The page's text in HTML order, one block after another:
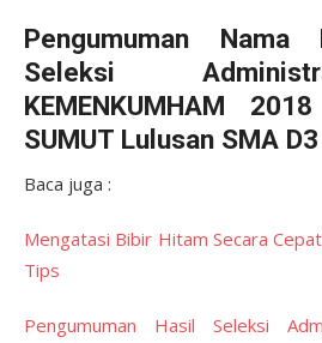
Pengumuman
Seleksi
KEMENKUMHAM
SUMUT Lulusan SMA D3
Baca juga :
Mengatasi Bibir Hitam Secara
Tips
Pengumuman Hasil Seleksi